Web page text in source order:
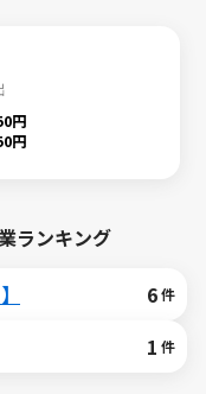
円
円
ランキング
6件
1 件